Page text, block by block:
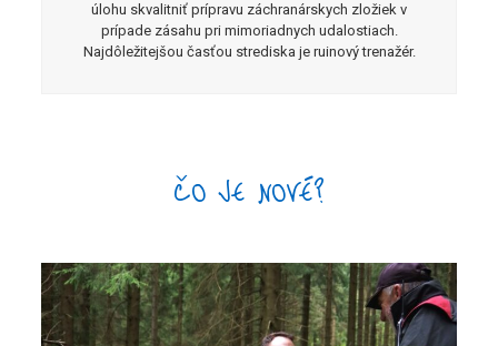
úlohu skvalitniť prípravu záchranárskych zložiek v
prípade zásahu pri mimoriadnych udalostiach.
Najdôležitejšou časťou strediska je ruinový trenažér.
ČO JE NOVÉ?